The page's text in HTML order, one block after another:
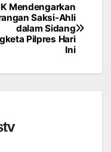
Mendengarkan
Saksi-Ahli
dalam Sidang
Pilpres Hari
Ini